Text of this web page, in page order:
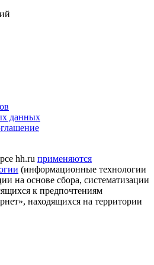
данных
hh.ru применяются
(информационные технологии
на основе сбора, систематизации
к предпочтениям
находящихся на территории